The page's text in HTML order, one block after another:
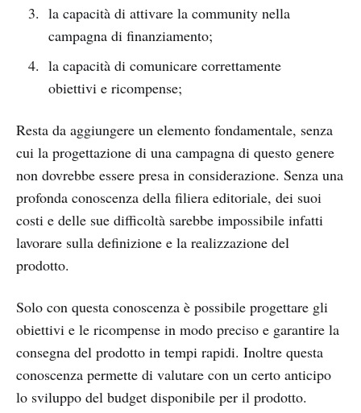
la capacità di attivare la community nella
campagna di finanziamento;
la capacità di comunicare correttamente
obiettivi e ricompense;
Resta da aggiungere un elemento fondamentale, senza
cui la progettazione di una campagna di questo genere
non dovrebbe essere presa in considerazione. Senza una
profonda conoscenza della filiera editoriale, dei suoi
costi e delle sue difficoltà sarebbe impossibile infatti
lavorare sulla definizione e la realizzazione del
prodotto.
Solo con questa conoscenza è possibile progettare gli
obiettivi e le ricompense in modo preciso e garantire la
consegna del prodotto in tempi rapidi. Inoltre questa
conoscenza permette di valutare con un certo anticipo
lo sviluppo del budget disponibile per il prodotto.